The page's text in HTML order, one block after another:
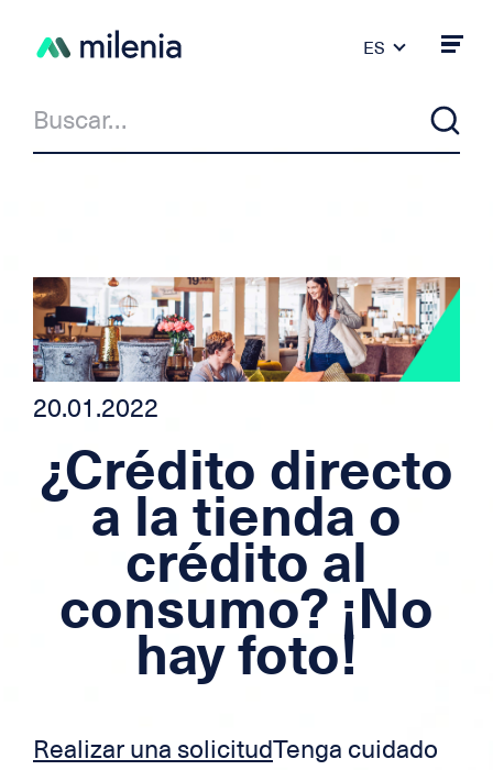
ES
20.01.2022
¿Crédito directo
a la tienda o
crédito al
consumo? ¡No
hay foto!
Realizar una solicitudTenga cuidado
Milenia & Co
Crédito Privado
Crédito auto/moto
Crédito para independiente
Hipoteca
Crédito transfronterizo
Tarjeta de crédito